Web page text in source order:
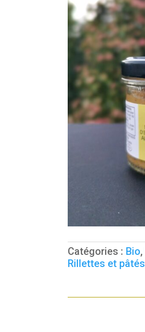
Catégories : Bio,
Rillettes et pâtés